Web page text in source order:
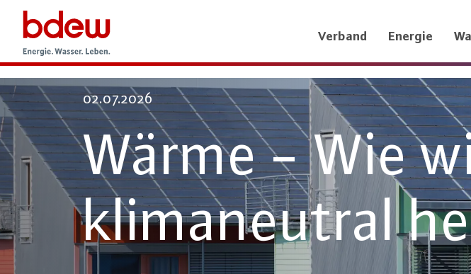
Verband Energie
02.07.2026
Wärme - Wie
klimaneutral